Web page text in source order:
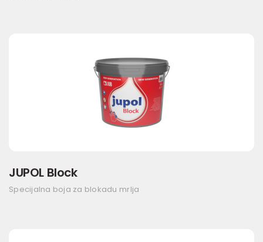
JUPOL Block
Specijalna boja za blokadu mrlja